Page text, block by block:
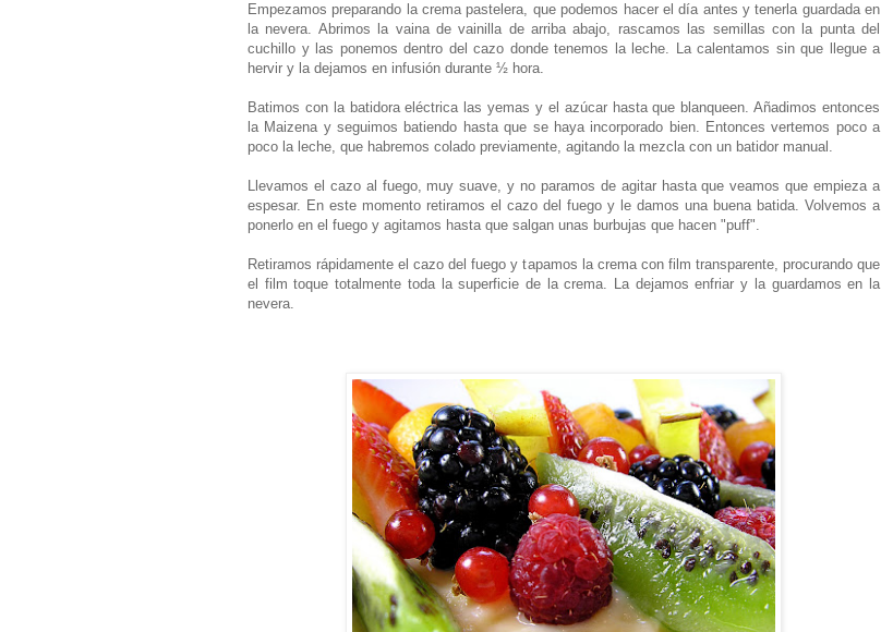
Empezamos preparando la crema pastelera, que podemos hacer el día antes y tenerla guardada en
la nevera. Abrimos la vaina de vainilla de arriba abajo, rascamos las semillas con la punta del
cuchillo y las ponemos dentro del cazo donde tenemos la leche. La calentamos sin que llegue a
hervir y la dejamos en infusión durante ½ hora.
Batimos con la batidora eléctrica las yemas y el azúcar hasta que blanqueen. Añadimos entonces
la Maizena y seguimos batiendo hasta que se haya incorporado bien. Entonces vertemos poco a
poco la leche, que habremos colado previamente, agitando la mezcla con un batidor manual.
Llevamos el cazo al fuego, muy suave, y no paramos de agitar hasta que veamos que empieza a
espesar. En este momento retiramos el cazo del fuego y le damos una buena batida. Volvemos a
ponerlo en el fuego y agitamos hasta que salgan unas burbujas que hacen "puff".
Retiramos rápidamente el cazo del fuego y tapamos la crema con film transparente, procurando que
el film toque totalmente toda la superficie de la crema. La dejamos enfriar y la guardamos en la
nevera.